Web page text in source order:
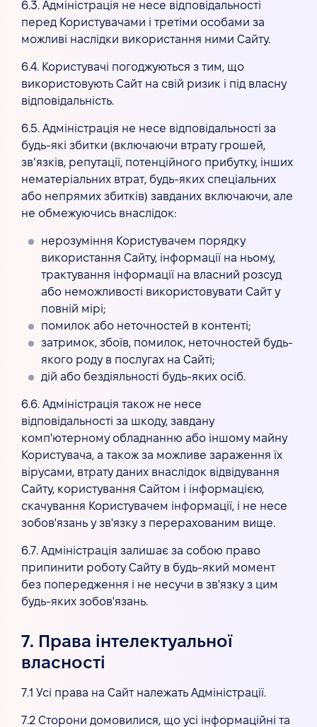
6.3. Адміністрація не несе відповідальності
перед Користувачами і третіми особами за
можливі наслідки використання ними Сайту.
6.4. Користувачі погоджуються з тим, що
використовують Сайт на свій ризик і під власну
відповідальність.
6.5. Адміністрація не несе відповідальності за
будь-які збитки (включаючи втрату грошей,
зв’язків, репутації, потенційного прибутку, інших
нематеріальних втрат, будь-яких спеціальних
або непрямих збитків) завданих включаючи, але
не обмежуючись внаслідок:
нерозуміння Користувачем порядку
використання Сайту, інформації на ньому,
трактування інформації на власний розсуд
або неможливості використовувати Сайт у
повній мірі;
помилок або неточностей в контенті;
затримок, збоїв, помилок, неточностей будь-
якого роду в послугах на Сайті;
дій або бездіяльності будь-яких осіб.
6.6. Адміністрація також не несе
відповідальності за шкоду, завдану
комп'ютерному обладнанню або іншому майну
Користувача, а також за можливе зараження їх
вірусами, втрату даних внаслідок відвідування
Сайту, користування Сайтом і інформацією,
скачування Користувачем інформації, і не несе
зобов'язань у зв'язку з перерахованим вище.
6.7. Адміністрація залишає за собою право
припинити роботу Сайту в будь-який момент
без попередження і не несучи в зв'язку з цим
будь-яких зобов'язань.
7. Права інтелектуальної
власності
7.1 Усі права на Сайт належать Адміністрації.
7.2 Сторони домовилися, що усі інформаційні та